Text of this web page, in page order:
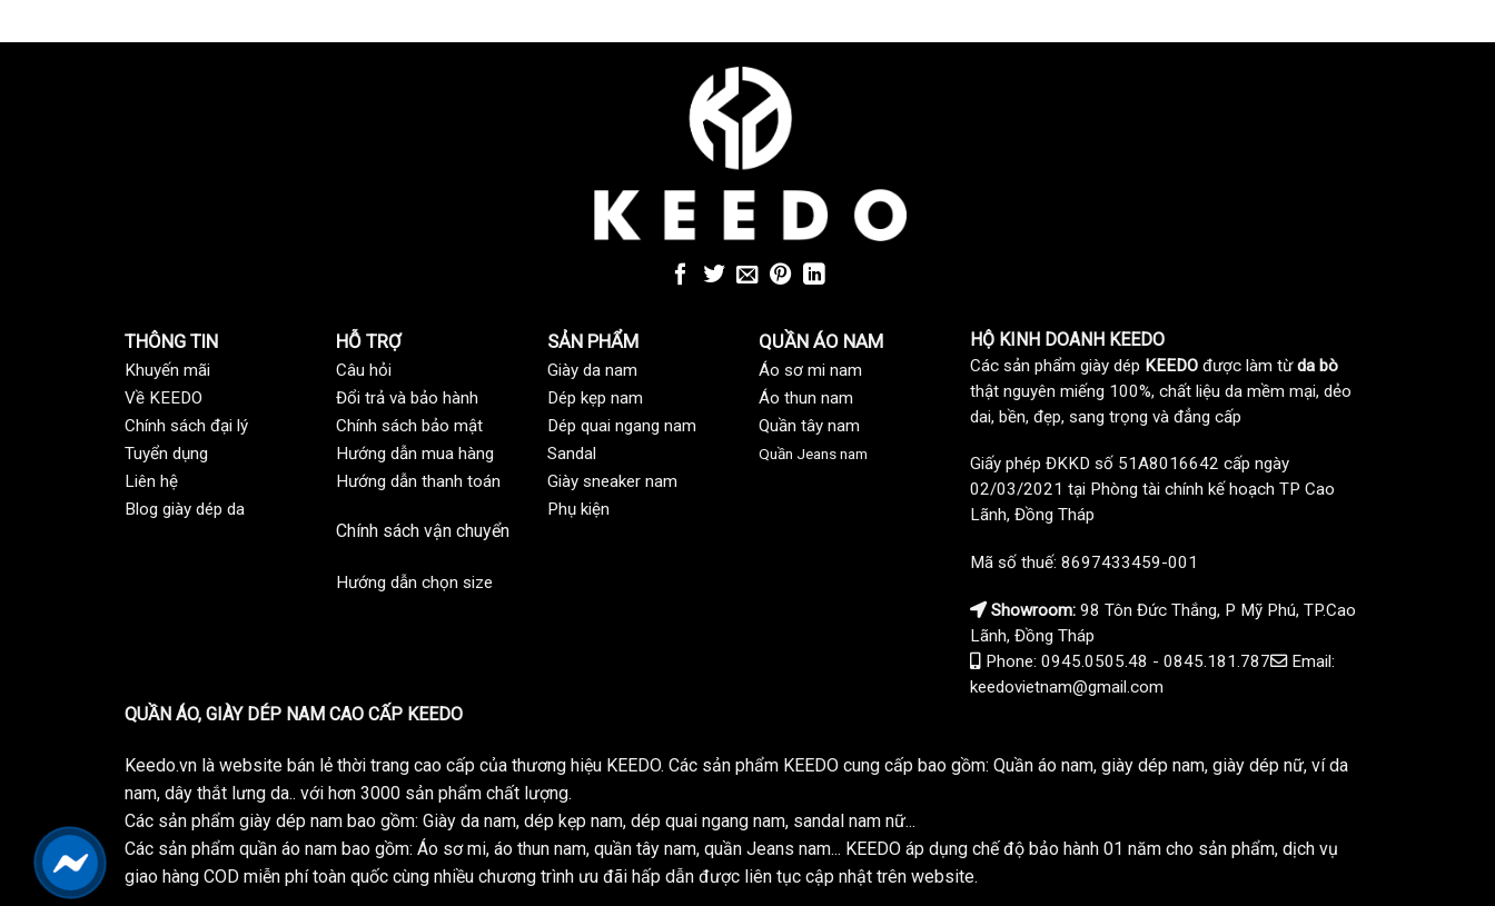
THÔNG TIN
Khuyến mãi
Về KEEDO
Chính sách đại lý
Tuyển dụng
Liên hệ
Blog giày dép da
HỖ TRỢ
Câu hỏi
Đổi trả và bảo hành
Chính sách bảo mật
Hướng dẫn mua hàng
Hướng dẫn thanh toán
Chính sách vận chuyển
Hướng dẫn chọn size
SẢN PHẨM
Giày da nam
Dép kẹp nam
Dép quai ngang nam
Sandal
Giày sneaker nam
Phụ kiện
QUẦN ÁO NAM
Áo sơ mi nam
Áo thun nam
Quần tây nam
Quần Jeans nam
HỘ KINH DOANH KEEDO
Các sản phẩm giày dép KEEDO được làm từda bò
thật nguyên miếng 100%, chất liệu da mềm mại, dẻo
dai, bền, đẹp, sang trọng và đẳng cấp
Giấy phép ĐKKD số 51A8016642 cấp ngày
02/03/2021 tại Phòng tài chính kế hoạch TP Cao
Lãnh, Đồng Tháp
Mã số thuế: 8697433459-001
Showroom: 98 Tôn Đức Thắng, P Mỹ Phú, TP.Cao
Lãnh, Đồng Tháp
Phone: 0945.0505.48 - 0845.181.787
Email:
keedovietnam@gmail.com
QUẦN ÁO, GIÀY DÉP NAM CAO CẤP KEEDO
Keedo.vn là website bán lẻ thời trang cao cấp của thương hiệu KEEDO. Các sản phẩm KEEDO cung cấp bao gồm: Quần áo nam, giày dép nam, giày dép nữ, ví da
nam, dây thắt lưng da.. với hơn 3000 sản phẩm chất lượng.
Các sản phẩm giày dép nam bao gồm: Giày da nam, dép kẹp nam, dép quai ngang nam, sandal nam nữ...
Các sản phẩm quần áo nam bao gồm: Áo sơ mi, áo thun nam, quần tây nam, quần Jeans nam... KEEDO áp dụng chế độ bảo hành 01 năm cho sản phẩm, dịch vụ
giao hàng COD miễn phí toàn quốc cùng nhiều chương trình ưu đãi hấp dẫn được liên tục cập nhật trên website.